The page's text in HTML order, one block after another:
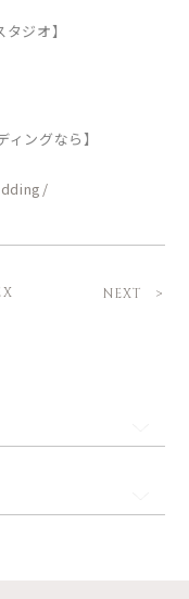
ジオ】
ングなら】
NEXT